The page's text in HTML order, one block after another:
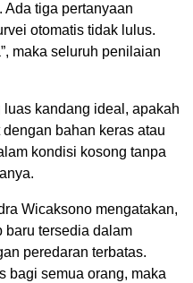
tiga pertanyaan
otomatis tidak lulus.
maka seluruh penilaian
luas kandang ideal, apakah
bahan keras atau
kondisi kosong tanpa
Wicaksono mengatakan,
tersedia dalam
peredaran terbatas.
bagi semua orang, maka